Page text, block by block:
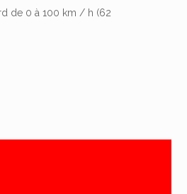
de 0 à 100 km / h (62